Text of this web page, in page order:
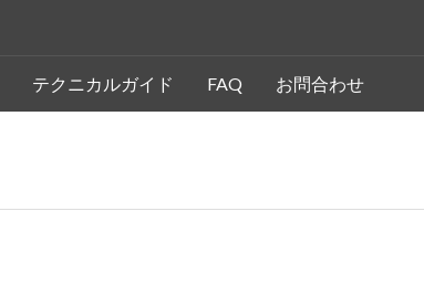
テクニカルガイド FAQ お問合わせ